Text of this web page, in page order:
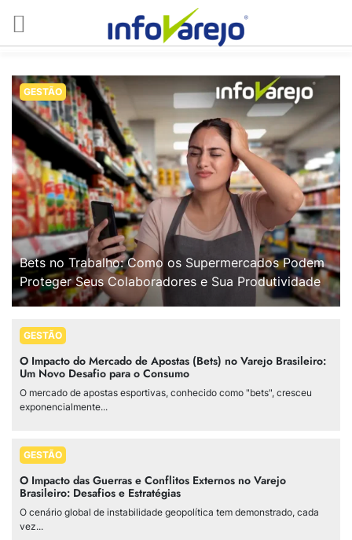
GESTÃO
Bets no Trabalho: Como os Supermercados Podem
Proteger Seus Colaboradores e Sua Produtividade
GESTÃO
O Impacto do Mercado de Apostas (Bets) no Varejo Brasileiro:
Um Novo Desafio para o Consumo
O mercado de apostas esportivas, conhecido como "bets", cresceu
exponencialmente...
GESTÃO
O Impacto das Guerras e Conflitos Externos no Varejo
Brasileiro: Desafios e Estratégias
O cenário global de instabilidade geopolítica tem demonstrado, cada
vez...